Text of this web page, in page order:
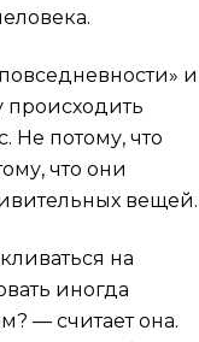
и
происходить
Не потому, что
что они
вещей.
на
иногда
— считает она.